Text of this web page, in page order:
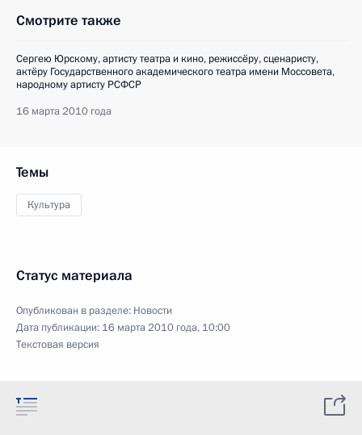
Смотрите также
Сергею Юрскому, артисту театра и кино, режиссёру, сценаристу,
актёру Государственного академического театра имени Моссовета,
народному артисту РСФСР
16 марта 2010 года
Темы
Культура
Статус материала
Опубликован в разделе: Новости
Дата публикации: 16 марта 2010 года, 10:00
Текстовая версия